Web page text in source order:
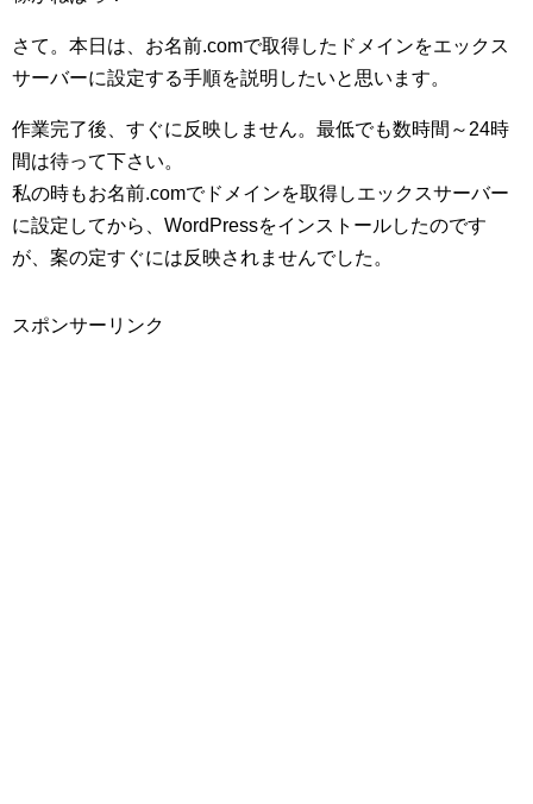
さて。本日は、お名前.comで取得したドメインをエックス
サーバーに設定する手順を説明したいと思います。
作業完了後、すぐに反映しません。最低でも数時間～24時
間は待って下さい。
私の時もお名前.comでドメインを取得しエックスサーバー
に設定してから、WordPressをインストールしたのです
が、案の定すぐには反映されませんでした。
スポンサーリンク